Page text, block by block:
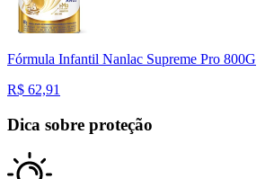
Fórmula Infantil Nanlac Supreme Pro 800G
R$ 62,91
Dica sobre proteção